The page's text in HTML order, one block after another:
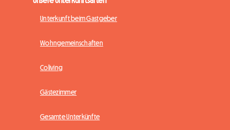
Unterkunft beim Gastgeber
Wohngemeinschaften
Coliving
Gästezimmer
Gesamte Unterkünfte